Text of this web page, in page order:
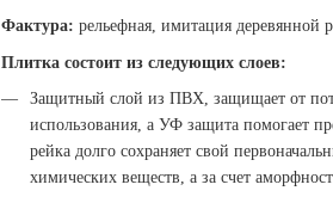
Фактура: рельефная, имитация деревянной
Плитка состоит из следующих слоев:
Защитный слой из ПВХ, защищает от
использования, а УФ защита помогает
рейка долго сохраняет свой
химических веществ, а за счет